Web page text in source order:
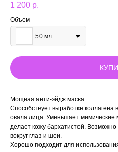
1 200 р.
Объем
50 мл
Мощная анти-эйдж маска.
Способствует выработке
овала лица. Уменьшает
делает кожу бархатистой.
вокруг глаз и шеи.
Хорошо подходит для